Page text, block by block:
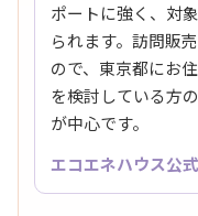
ポートに強く、対
られます。訪問販
ので、東京都にお
を検討している方
が中心です。
エコエネハウス公